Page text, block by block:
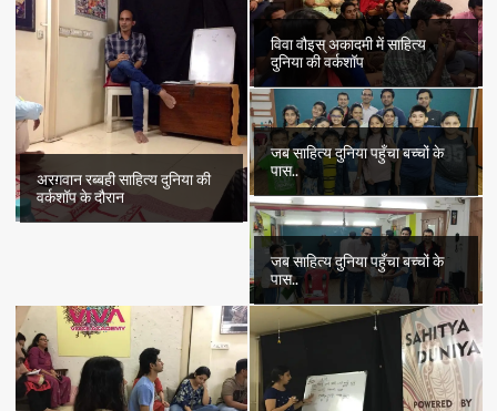
अरग़वान रब्बही साहित्य दुनिया की
वर्कशॉप के दौरान
विवा वौइस् अकादमी में साहित्य
दुनिया की वर्कशॉप
जब साहित्य दुनिया पहुँचा बच्चों के
पास..
जब साहित्य दुनिया पहुँचा बच्चों के
पास..